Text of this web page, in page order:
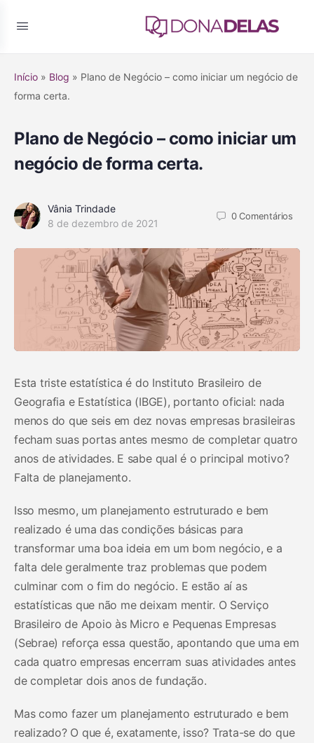
Início » Blog » Plano de Negócio – como iniciar um negócio de
forma certa.
Plano de Negócio – como iniciar um
negócio de forma certa.
Vânia Trindade
8 de dezembro de 2021
0Comentários
Esta triste estatística é do Instituto Brasileiro de
Geografia e Estatística (IBGE), portanto oficial: nada
menos do que seis em dez novas empresas brasileiras
fecham suas portas antes mesmo de completar quatro
anos de atividades. E sabe qual é o principal motivo?
Falta de planejamento.
Isso mesmo, um planejamento estruturado e bem
realizado é uma das condições básicas para
transformar uma boa ideia em um bom negócio, e a
falta dele geralmente traz problemas que podem
culminar com o fim do negócio. E estão aí as
estatísticas que não me deixam mentir. O Serviço
Brasileiro de Apoio às Micro e Pequenas Empresas
(Sebrae) reforça essa questão, apontando que uma em
cada quatro empresas encerram suas atividades antes
de completar dois anos de fundação.
Mas como fazer um planejamento estruturado e bem
realizado? O que é, exatamente, isso? Trata-se do que